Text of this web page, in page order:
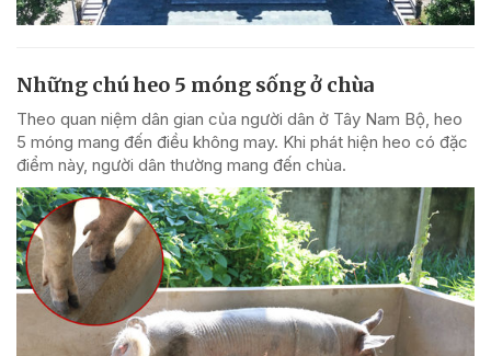
Những chú heo 5 móng sống ở chùa
Theo quan niệm dân gian của người dân ở Tây Nam Bộ, heo
5 móng mang đến điều không may. Khi phát hiện heo có đặc
điểm này, người dân thường mang đến chùa.